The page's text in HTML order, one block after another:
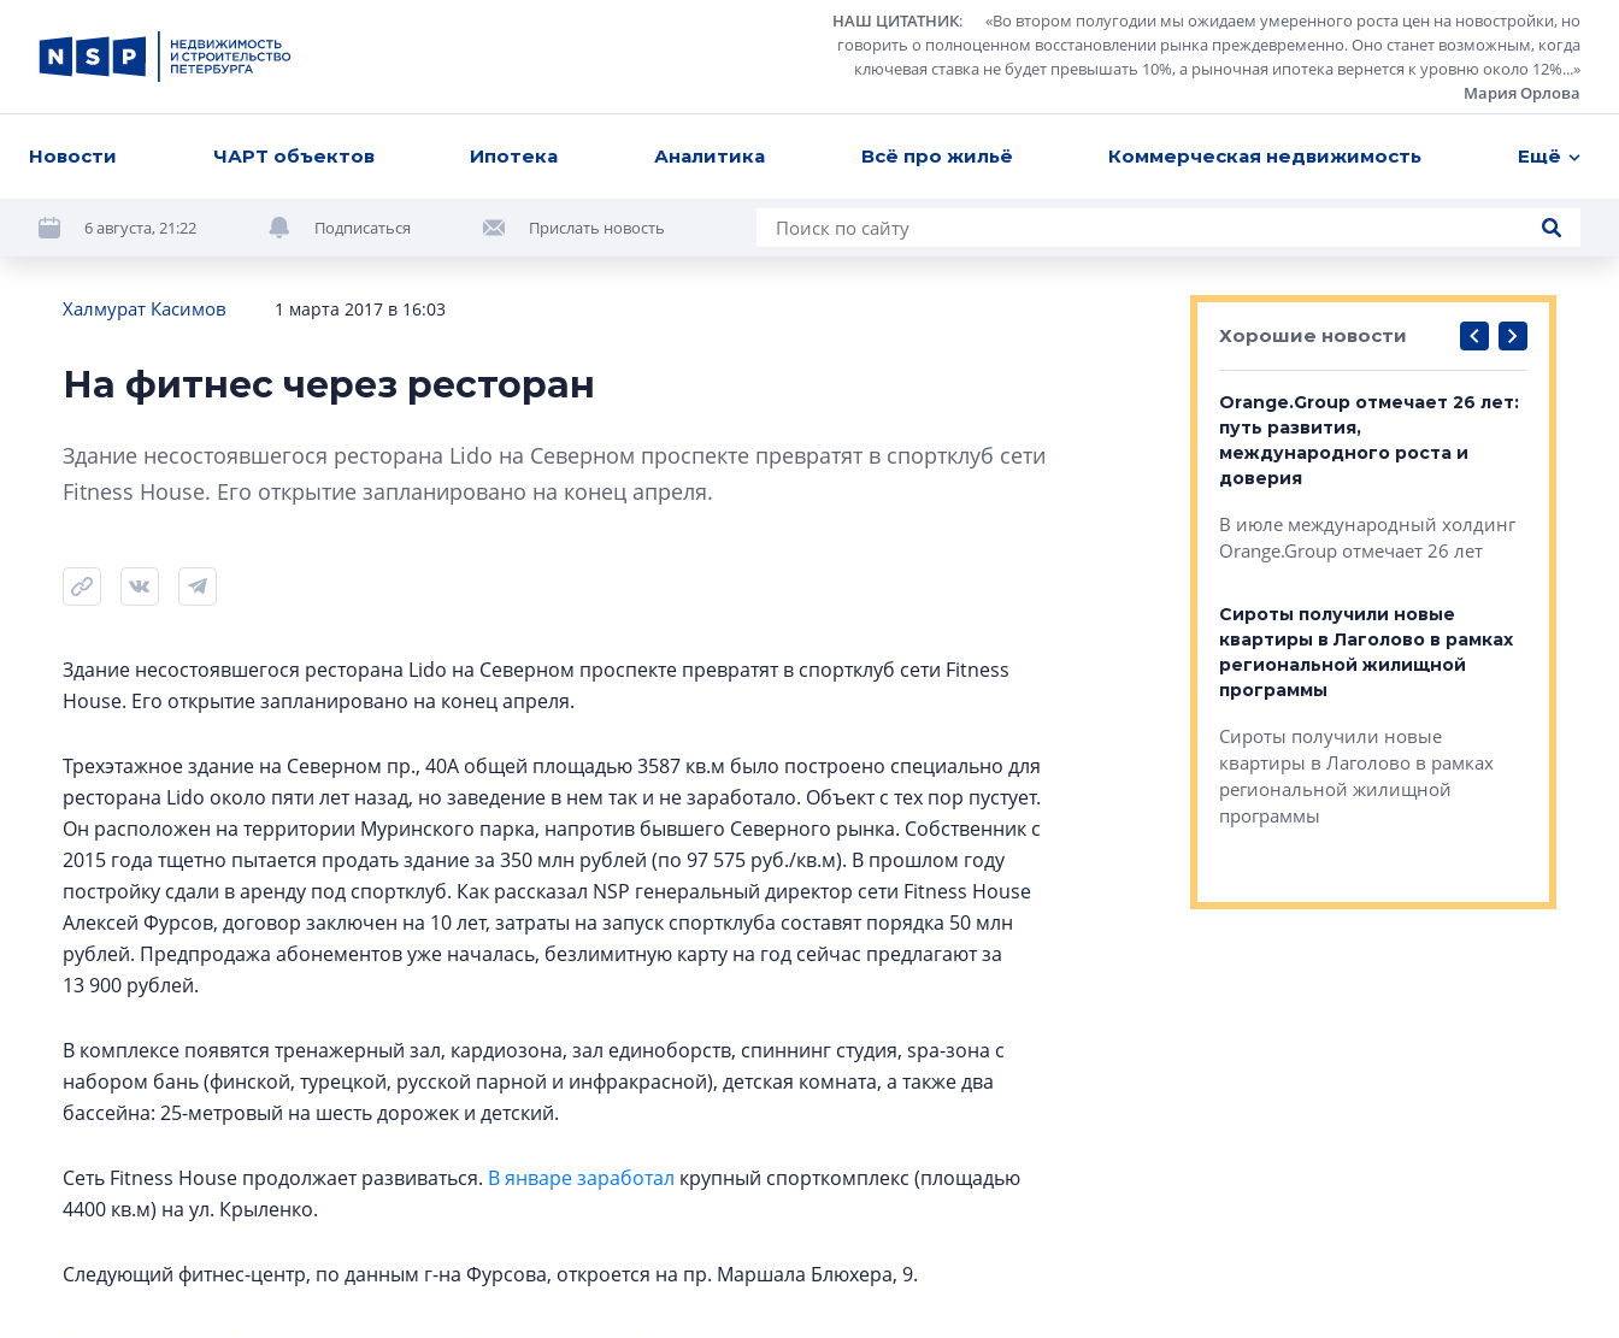
НАШ ЦИТАТНИК: «Во втором полугодии мы ожидаем умеренного роста цен на новостройки, но
говорить о полноценном восстановлении рынка преждевременно. Оно станет возможным, когда
ключевая ставка не будет превышать 10%, а рыночная ипотека вернется к уровню около 12%...»
Мария Орлова
Новости ЧАРТ объектов Ипотека Аналитика Всё про жильё Коммерческая недвижимость Ещё
6 августа, 21:22 Подписаться Прислать новость
Халмурат Касимов 1 марта 2017 в 16:03
На фитнес через ресторан
Здание несостоявшегося ресторана Lido на Северном проспекте превратят в спортклуб сети
Fitness House. Его открытие запланировано на конец апреля.
Здание несостоявшегося ресторана Lido на Северном проспекте превратят в спортклуб сети Fitness
House. Его открытие запланировано на конец апреля.
Трехэтажное здание на Северном пр., 40А общей площадью 3587 кв.м было построено специально для
ресторана Lido около пяти лет назад, но заведение в нем так и не заработало. Объект с тех пор пустует.
Он расположен на территории Муринского парка, напротив бывшего Северного рынка. Собственник с
2015 года тщетно пытается продать здание за 350 млн рублей (по 97 575 руб./кв.м). В прошлом году
постройку сдали в аренду под спортклуб. Как рассказал NSP генеральный директор сети Fitness House
Алексей Фурсов, договор заключен на 10 лет, затраты на запуск спортклуба составят порядка 50 млн
рублей. Предпродажа абонементов уже началась, безлимитную карту на год сейчас предлагают за
13 900 рублей.
В комплексе появятся тренажерный зал, кардиозона, зал единоборств, спиннинг студия, spa-зона с
набором бань (финской, турецкой, русской парной и инфракрасной), детская комната, а также два
бассейна: 25-метровый на шесть дорожек и детский.
Сеть Fitness House продолжает развиваться. В январе заработал крупный спорткомплекс (площадью
4400 кв.м) на ул. Крыленко.
Следующий фитнес-центр, по данным г-на Фурсова, откроется на пр. Маршала Блюхера, 9.
Хорошие новости
Гала-концертом завершился
один центр совмещенного
Петербурга появился еще один
центр совмещенного образования
Orange.Group отмечает 26 лет:
путь развития,
международного роста и
доверия
В июле международный холдинг
Orange.Group отмечает 26 лет
Сироты получили новые
квартиры в Лаголово в рамках
региональной жилищной
программы
Сироты получили новые
квартиры в Лаголово в рамках
региональной жилищной
программы